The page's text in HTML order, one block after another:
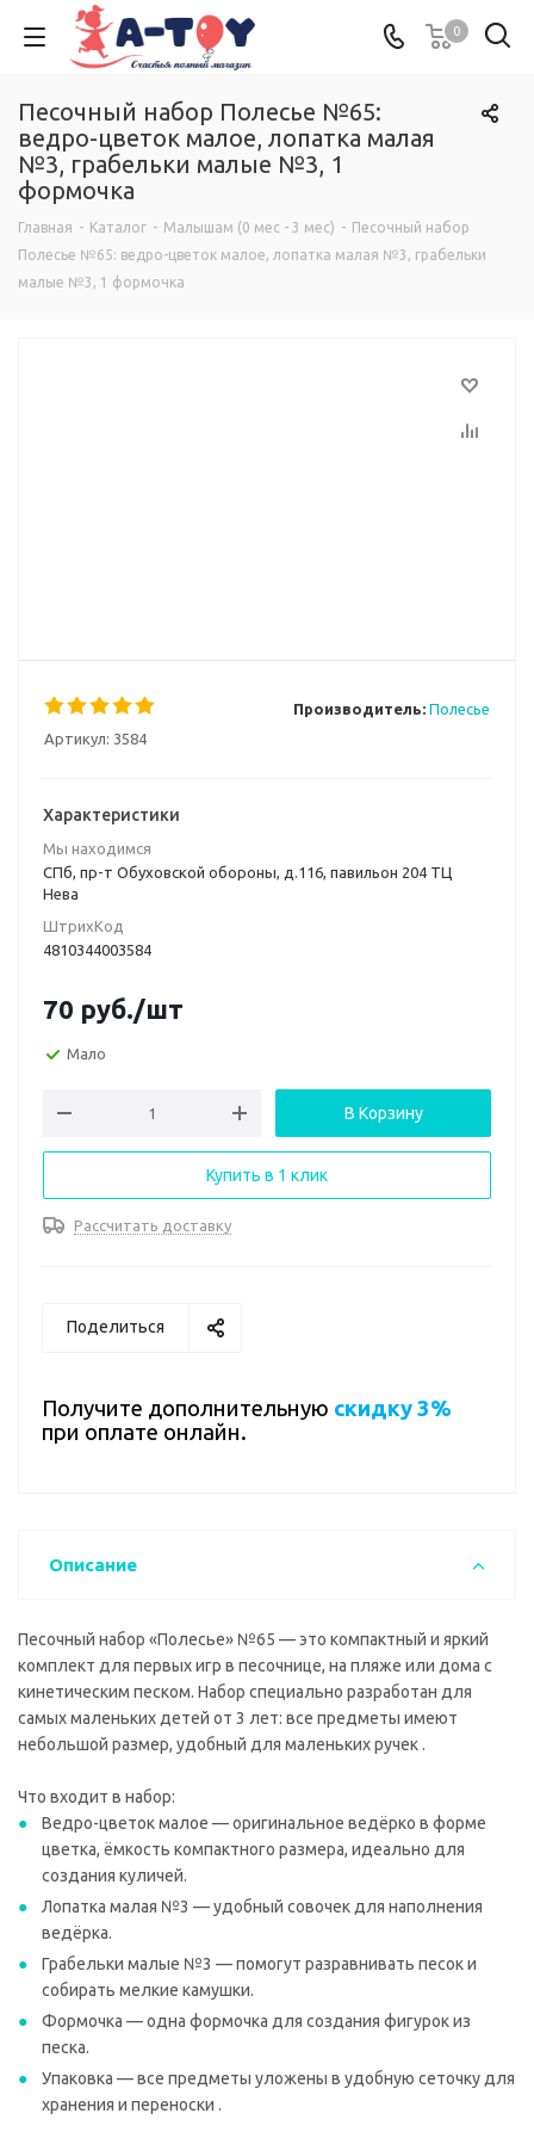
0
Песочный набор Полесье №65:
ведро-цветок малое, лопатка малая
№3, грабельки малые №3, 1
формочка
Главная - Каталог - Малышам (0 мес - 3 мес) - Песочный набор
Полесье №65: ведро-цветок малое, лопатка малая №3, грабельки
малые №3, 1 формочка
Артикул: 3584
Производитель: Полесье
Характеристики
Мы находимся
СПб, пр-т Обуховской обороны, д.116, павильон 204 ТЦ
Нева
ШтрихКод
4810344003584
70 руб./шт
Мало
В Корзину
Купить в 1 клик
Рассчитать доставку
Поделиться
Получите дополнительную скидку 3%
при оплате онлайн.
Описание
Песочный набор «Полесье» №65 — это компактный и яркий
комплект для первых игр в песочнице, на пляже или дома с
кинетическим песком. Набор специально разработан для
самых маленьких детей от 3 лет: все предметы имеют
небольшой размер, удобный для маленьких ручек .
Что входит в набор:
Ведро-цветок малое — оригинальное ведёрко в форме
цветка, ёмкость компактного размера, идеально для
создания куличей.
Лопатка малая №3 — удобный совочек для наполнения
ведёрка.
Грабельки малые №3 — помогут разравнивать песок и
собирать мелкие камушки.
Формочка — одна формочка для создания фигурок из
песка.
Упаковка — все предметы уложены в удобную сеточку для
хранения и переноски .